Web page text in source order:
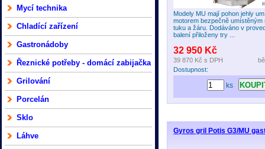
Mycí technika
Chladící zařízení
Gastronádoby
Řeznické potřeby - domácí zabijačka
Grilování
Porcelán
Sklo
Láhve
Modely MU mají pohon jehly
motorem bezpečně umístěným
tuku a žáru. Dodáváno v
balení přiloženy try ...
32 950 Kč
39 870 Kč s DPH
Dostupnost:
ks
Gyros gril Potis G3/MU